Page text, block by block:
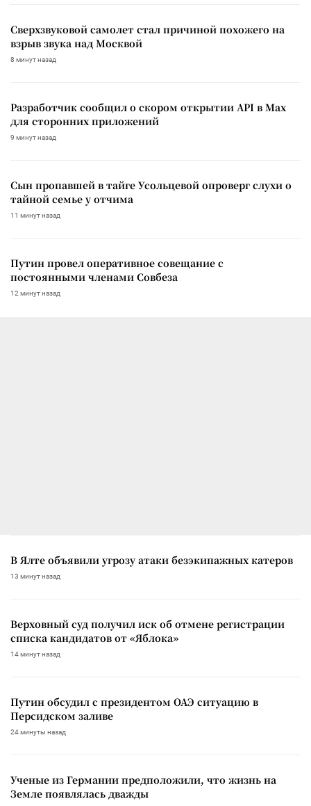
Сверхзвуковой самолет стал причиной похожего на
взрыв звука над Москвой
8 минут назад
Разработчик сообщил о скором открытии API в Max
для сторонних приложений
9 минут назад
Сын пропавшей в тайге Усольцевой опроверг слухи о
тайной семье у отчима
11 минут назад
Путин провел оперативное совещание с
постоянными членами Совбеза
12 минут назад
В Ялте объявили угрозу атаки безэкипажных катеров
13 минут назад
Верховный суд получил иск об отмене регистрации
списка кандидатов от «Яблока»
14 минут назад
Путин обсудил с президентом ОАЭ ситуацию в
Персидском заливе
24 минуты назад
Ученые из Германии предположили, что жизнь на
Земле появлялась дважды